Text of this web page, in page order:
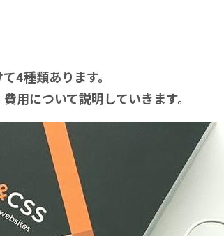
4種類あります。
用について説明していきます。